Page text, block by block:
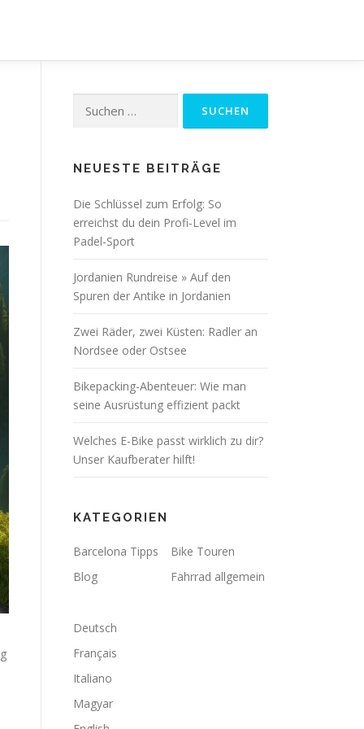
nach:
NEUESTE BEITRÄGE
Die Schlüssel zum Erfolg: So
erreichst du dein Profi-Level im
Padel-Sport
Jordanien Rundreise » Auf den
Spuren der Antike in Jordanien
Zwei Räder, zwei Küsten: Radler an
Nordsee oder Ostsee
Bikepacking-Abenteuer: Wie man
seine Ausrüstung effizient packt
Welches E-Bike passt wirklich zu dir?
Unser Kaufberater hilft!
KATEGORIEN
Barcelona Tipps
Bike Touren
Blog
Fahrrad allgemein
Deutsch
Français
Italiano
Magyar